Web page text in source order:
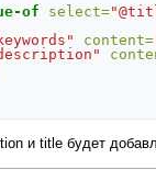
of
select=
content=
и title будет